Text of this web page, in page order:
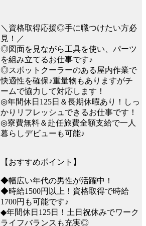
＼資格取得応援◎手に職つけたい方必
見！／
◎図面を見ながら工具を使い、パーツ
を組み立てるお仕事です♪
◎スポットクーラーのある屋内作業で
快適性を確保♪重量物もありますがチ
ームで協力して対応します！
◎年間休日125日＆長期休暇あり！しっ
かりリフレッシュできるお仕事です！
◎寮費無料＆赴任旅費全額支給で一人
暮らしデビューも可能♪
【おすすめポイント】
◆幅広い年代の男性が活躍中！
◆時給1500円以上！資格取得で時給
1700円も可能です♪
◆年間休日125日！土日祝休みでワーク
ライフバランスも充実◎